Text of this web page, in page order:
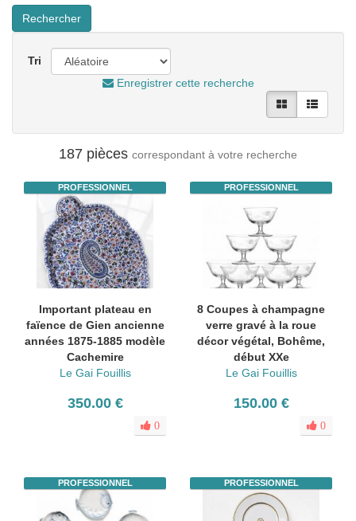
Rechercher
Tri
Enregistrer cette recherche
187 pièces correspondant à votre recherche
PROFESSIONNEL
Important plateau en
faïence de Gien ancienne
années 1875-1885 modèle
Cachemire
Le Gai Fouillis
350.00 €
0
PROFESSIONNEL
8 Coupes à champagne
verre gravé à la roue
décor végétal, Bohême,
début XXe
Le Gai Fouillis
150.00 €
0
PROFESSIONNEL PROFESSIONNEL